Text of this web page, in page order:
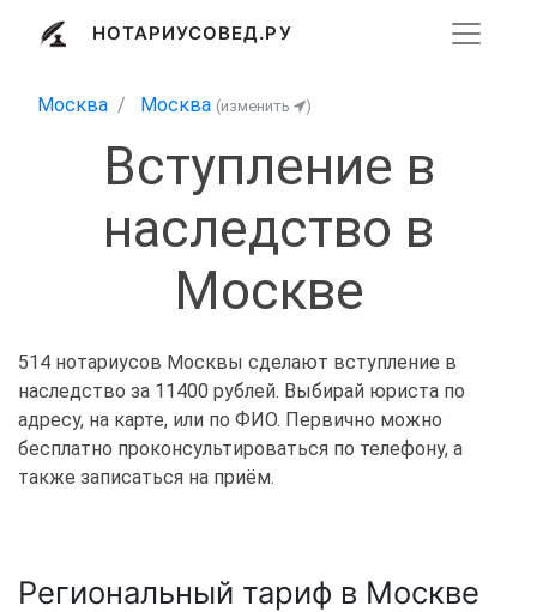
НОТАРИУСОВЕД.РУ
Москва Москва (изменить )
Вступление в
наследство в
Москве
514 нотариусов Москвы сделают вступление в
наследство за 11400 рублей. Выбирай юриста по
адресу, на карте, или по ФИО. Первично можно
бесплатно проконсультироваться по телефону, а
также записаться на приём.
Региональный тариф в Москве